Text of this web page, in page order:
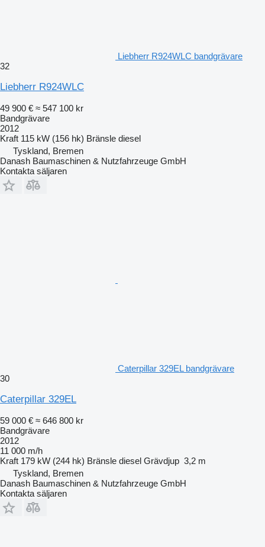
Liebherr R924WLC bandgrävare
32
Liebherr R924WLC
49 900 € ≈ 547 100 kr
Bandgrävare
2012
Kraft 115 kW (156 hk) Bränsle diesel
Tyskland, Bremen
Danash Baumaschinen & Nutzfahrzeuge GmbH
Kontakta säljaren
Caterpillar 329EL bandgrävare
30
Caterpillar 329EL
59 000 € ≈ 646 800 kr
Bandgrävare
2012
11 000 m/h
Kraft 179 kW (244 hk) Bränsle diesel Grävdjup 3,2 m
Tyskland, Bremen
Danash Baumaschinen & Nutzfahrzeuge GmbH
Kontakta säljaren